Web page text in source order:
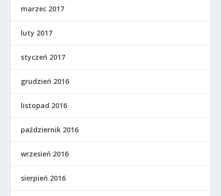
marzec 2017
luty 2017
styczeń 2017
grudzień 2016
listopad 2016
październik 2016
wrzesień 2016
sierpień 2016